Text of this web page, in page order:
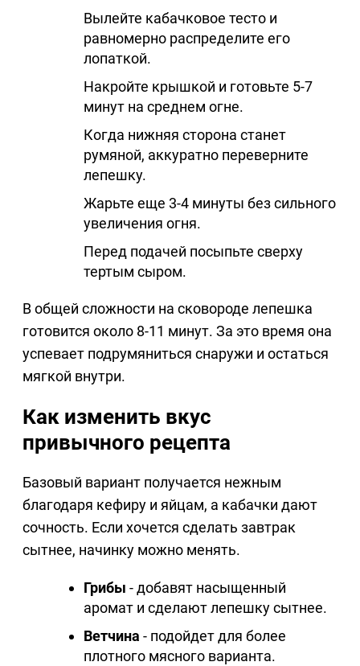
Вылейте кабачковое тесто и
равномерно распределите его
лопаткой.
Накройте крышкой и готовьте 5-7
минут на среднем огне.
Когда нижняя сторона станет
румяной, аккуратно переверните
лепешку.
Жарьте еще 3-4 минуты без сильного
увеличения огня.
Перед подачей посыпьте сверху
тертым сыром.
В общей сложности на сковороде лепешка
готовится около 8-11 минут. За это время она
успевает подрумяниться снаружи и остаться
мягкой внутри.
Как изменить вкус
привычного рецепта
Базовый вариант получается нежным
благодаря кефиру и яйцам, а кабачки дают
сочность. Если хочется сделать завтрак
сытнее, начинку можно менять.
Грибы - добавят насыщенный
аромат и сделают лепешку сытнее.
Ветчина - подойдет для более
плотного мясного варианта.